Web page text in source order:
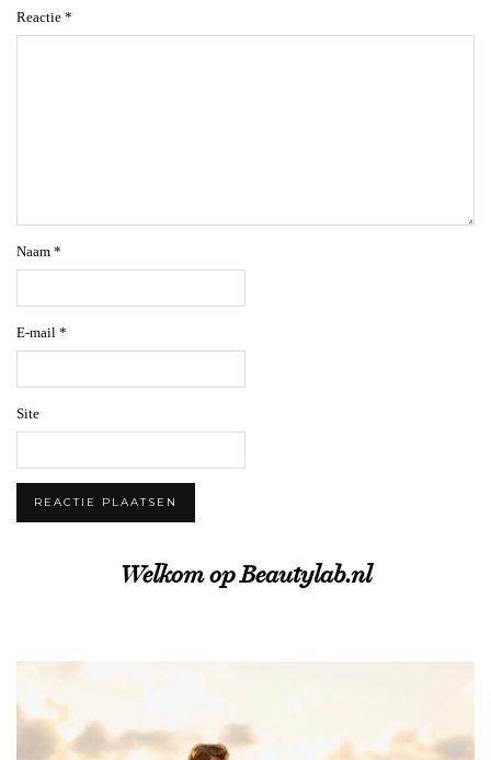
Reactie *
Naam *
E-mail *
Site
Welkom op Beautylab.nl